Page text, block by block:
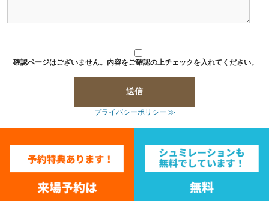
確認ページはございません。内容をご確認の上チェックを入れてください。
プライバシーポリシー ≫